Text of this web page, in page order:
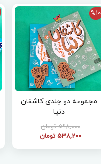
%10
مجموعه دو جلدی کاشفان
دنیا
598,000 تومان
538,200 تومان